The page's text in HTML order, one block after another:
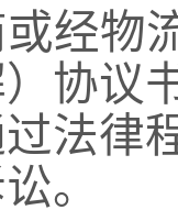
经物
协议
法律
。